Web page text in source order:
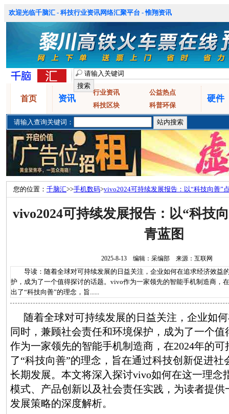
欢迎光临千脑汇 - 科技行业资讯网络汇聚平台 - 惟翔资讯
首页 资讯
行业资讯
公益热点
科技区块
科普环保
硬件
请输入查询关键词：
您的位置： 千脑汇>>手机数码>vivo2024可持续发展报告：以“科技向善”
vivo2024可持续发展报告：以“科技
青蓝图
2025-8-13 编辑：采编部 来源：互联网
导读：随着全球对可持续发展的日益关注，企业如何在追求经济效益
护，成为了一个值得探讨的话题。vivo作为一家领先的智能手机制造商，
出了“科技向善”的理念，旨......
随着全球对可持续发展的日益关注，企业如
同时，兼顾社会责任和环境保护，成为了一个
作为一家领先的智能手机制造商，在2024年的
了“科技向善”的理念，旨在通过科技创新促进社
长期发展。本文将深入探讨vivo如何在这一理念
模式、产品创新以及社会责任实践，为读者提
发展策略的深度解析。